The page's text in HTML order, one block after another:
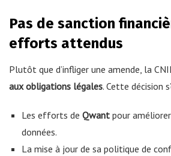
Pas de sanction
efforts attendus
Plutôt que d’infliger une amende, la
aux obligations légales. Cette décision
Les efforts de Qwantpour
données.
La mise à jour de sa politique de